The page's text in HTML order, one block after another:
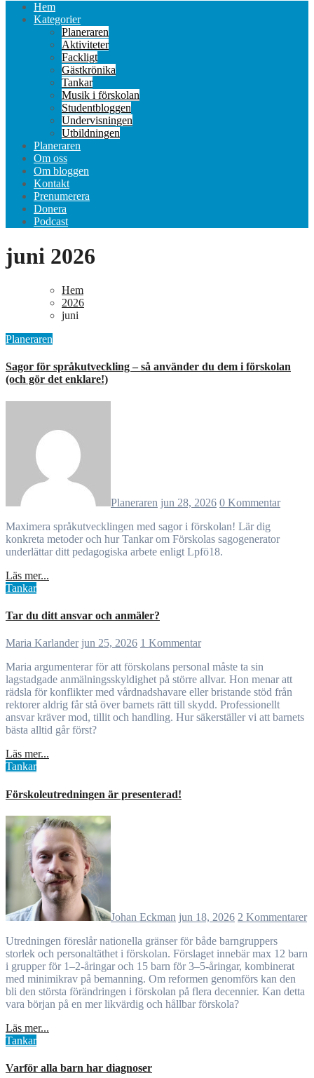
Hem
Kategorier
Planeraren
Aktiviteter
Fackligt
Gästkrönika
Tankar
Musik i förskolan
Studentbloggen
Undervisningen
Utbildningen
Planeraren
Om oss
Om bloggen
Kontakt
Prenumerera
Donera
Podcast
juni 2026
Hem
2026
juni
Planeraren
Sagor för språkutveckling – så använder du dem i förskolan
(och gör det enklare!)
Planeraren jun 28, 2026 0 Kommentar
Maximera språkutvecklingen med sagor i förskolan! Lär dig
konkreta metoder och hur Tankar om Förskolas sagogenerator
underlättar ditt pedagogiska arbete enligt Lpfö18.
Läs mer...
Tankar
Tar du ditt ansvar och anmäler?
Maria Karlander jun 25, 2026 1 Kommentar
Maria argumenterar för att förskolans personal måste ta sin
lagstadgade anmälningsskyldighet på större allvar. Hon menar att
rädsla för konflikter med vårdnadshavare eller bristande stöd från
rektorer aldrig får stå över barnets rätt till skydd. Professionellt
ansvar kräver mod, tillit och handling. Hur säkerställer vi att barnets
bästa alltid går först?
Läs mer...
Tankar
Förskoleutredningen är presenterad!
Johan Eckman jun 18, 2026 2 Kommentarer
Utredningen föreslår nationella gränser för både barngruppers
storlek och personaltäthet i förskolan. Förslaget innebär max 12 barn
i grupper för 1–2-åringar och 15 barn för 3–5-åringar, kombinerat
med minimikrav på bemanning. Om reformen genomförs kan den
bli den största förändringen i förskolan på flera decennier. Kan detta
vara början på en mer likvärdig och hållbar förskola?
Läs mer...
Tankar
Varför alla barn har diagnoser